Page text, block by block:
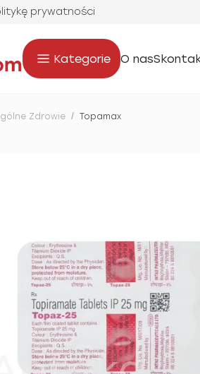
prywatności
Kategorie O nas
Zdrowie / Topamax